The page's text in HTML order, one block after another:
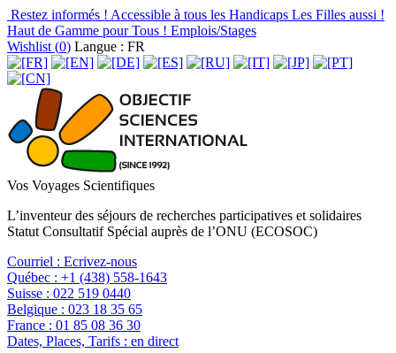
Restez informés ! Accessible à tous les Handicaps Les Filles aussi !
Haut de Gamme pour Tous ! Emplois/Stages
Wishlist (0) Langue : FR
Vos Voyages Scientifiques
L’inventeur des séjours de recherches participatives et solidaires
Statut Consultatif Spécial auprès de l’ONU (ECOSOC)
Courriel : Ecrivez-nous
Québec : +1 (438) 558-1643
Suisse : 022 519 0440
Belgique : 023 18 35 65
France : 01 85 08 36 30
Dates, Places, Tarifs : en direct